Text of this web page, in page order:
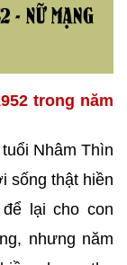
trong năm
Nhâm Thìn
sống thật hiền
lại cho con
nhưng năm